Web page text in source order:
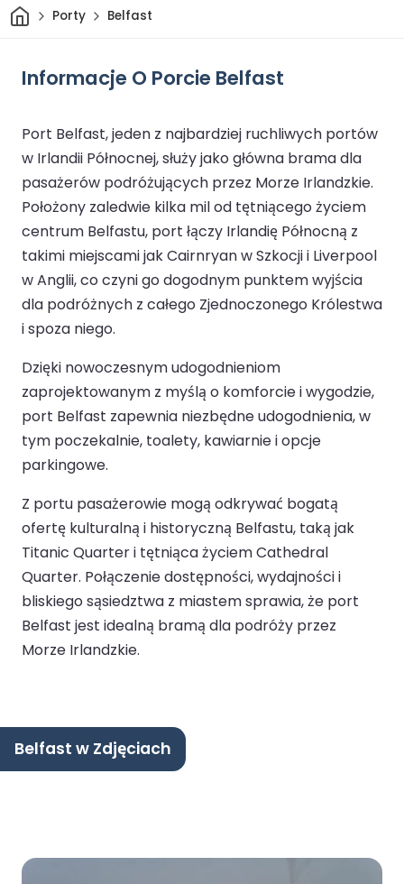
DomPorty Belfast
Informacje O Porcie Belfast
Port Belfast, jeden z najbardziej ruchliwych portów
w Irlandii Północnej, służy jako główna brama dla
pasażerów podróżujących przez Morze Irlandzkie.
Położony zaledwie kilka mil od tętniącego życiem
centrum Belfastu, port łączy Irlandię Północną z
takimi miejscami jak Cairnryan w Szkocji i Liverpool
w Anglii, co czyni go dogodnym punktem wyjścia
dla podróżnych z całego Zjednoczonego Królestwa
i spoza niego.
Dzięki nowoczesnym udogodnieniom
zaprojektowanym z myślą o komforcie i wygodzie,
port Belfast zapewnia niezbędne udogodnienia, w
tym poczekalnie, toalety, kawiarnie i opcje
parkingowe.
Z portu pasażerowie mogą odkrywać bogatą
ofertę kulturalną i historyczną Belfastu, taką jak
Titanic Quarter i tętniąca życiem Cathedral
Quarter. Połączenie dostępności, wydajności i
bliskiego sąsiedztwa z miastem sprawia, że port
Belfast jest idealną bramą dla podróży przez
Morze Irlandzkie.
Belfast w Zdjęciach